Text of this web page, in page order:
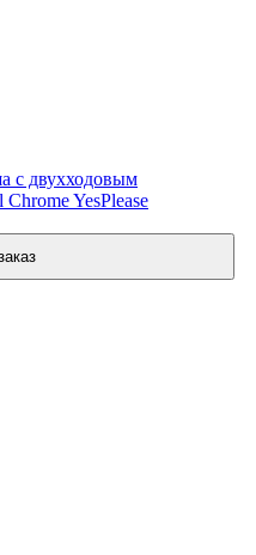
с двухходовым
YesPlease